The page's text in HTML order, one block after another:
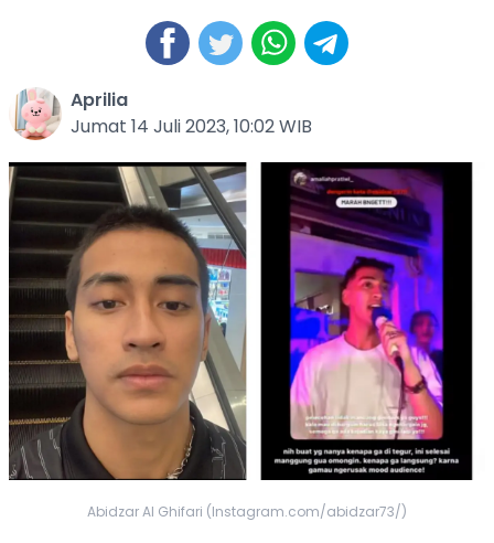
Aprilia
Jumat 14 Juli 2023, 10:02 WIB
Abidzar Al Ghifari (Instagram.com/abidzar73/)